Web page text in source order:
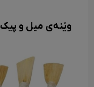
وێنەی میل و پیک